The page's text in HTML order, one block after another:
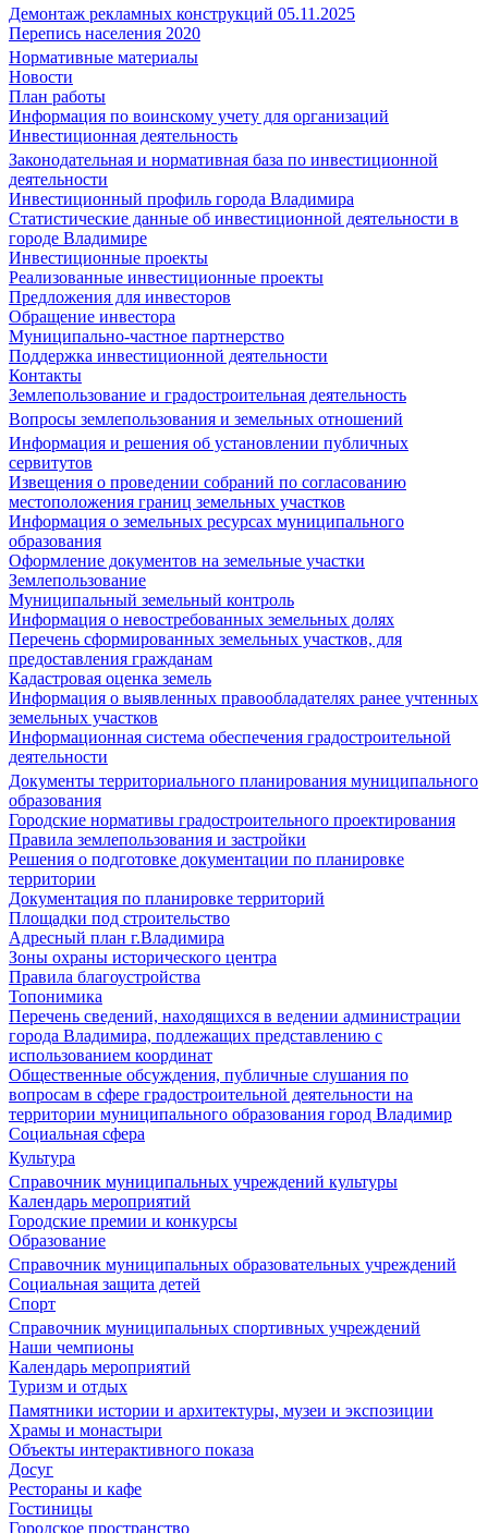
Демонтаж рекламных конструкций 05.11.2025
Перепись населения 2020
Нормативные материалы
Новости
План работы
Информация по воинскому учету для организаций
Инвестиционная деятельность
Законодательная и нормативная база по инвестиционной
деятельности
Инвестиционный профиль города Владимира
Статистические данные об инвестиционной деятельности в
городе Владимире
Инвестиционные проекты
Реализованные инвестиционные проекты
Предложения для инвесторов
Обращение инвестора
Муниципально-частное партнерство
Поддержка инвестиционной деятельности
Контакты
Землепользование и градостроительная деятельность
Вопросы землепользования и земельных отношений
Информация и решения об установлении публичных
сервитутов
Извещения о проведении собраний по согласованию
местоположения границ земельных участков
Информация о земельных ресурсах муниципального
образования
Оформление документов на земельные участки
Землепользование
Муниципальный земельный контроль
Информация о невостребованных земельных долях
Перечень сформированных земельных участков, для
предоставления гражданам
Кадастровая оценка земель
Информация о выявленных правообладателях ранее учтенных
земельных участков
Информационная система обеспечения градостроительной
деятельности
Документы территориального планирования муниципального
образования
Городские нормативы градостроительного проектирования
Правила землепользования и застройки
Решения о подготовке документации по планировке
территории
Документация по планировке территорий
Площадки под строительство
Адресный план г.Владимира
Зоны охраны исторического центра
Правила благоустройства
Топонимика
Перечень сведений, находящихся в ведении администрации
города Владимира, подлежащих представлению с
использованием координат
Общественные обсуждения, публичные слушания по
вопросам в сфере градостроительной деятельности на
территории муниципального образования город Владимир
Социальная сфера
Культура
Справочник муниципальных учреждений культуры
Календарь мероприятий
Городские премии и конкурсы
Образование
Справочник муниципальных образовательных учреждений
Социальная защита детей
Спорт
Справочник муниципальных спортивных учреждений
Наши чемпионы
Календарь мероприятий
Туризм и отдых
Памятники истории и архитектуры, музеи и экспозиции
Храмы и монастыри
Объекты интерактивного показа
Досуг
Рестораны и кафе
Гостиницы
Городское пространство